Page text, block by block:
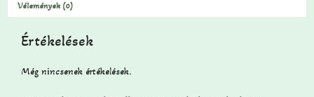
Vélemények (0)
Értékelések
Még nincsenek értékelések.